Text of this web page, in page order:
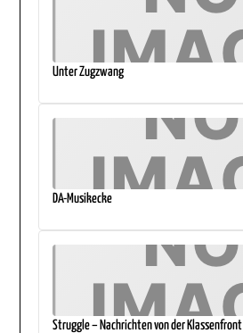
Unter Zugzwang
DA-Musikecke
Struggle – Nachrichten von der Klassenfront